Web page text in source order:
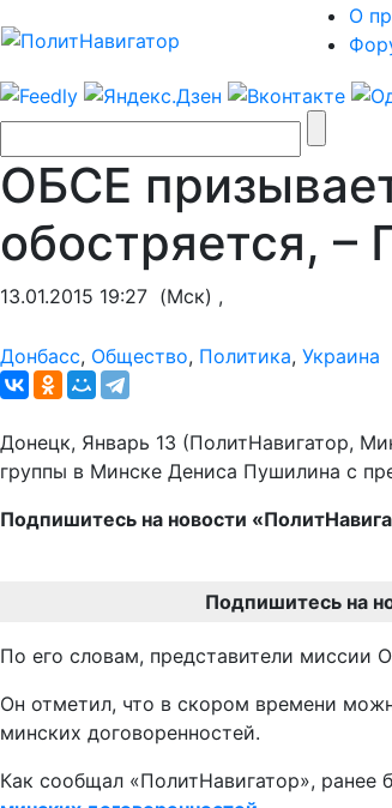
О
ОБСЕ
обостряется, –
13.01.2015 19:27 (Мск) ,
Донбасс, Общество, Политика, Украина
Донецк, Январь 13 (ПолитНавигатор,
группы в Минске Дениса Пушилина с
Подпишитесь на новости
Подпишитесь на
По его словам, представители миссии
Он отметил, что в скором времени
минских договоренностей.
Как сообщал «ПолитНавигатор», ранее